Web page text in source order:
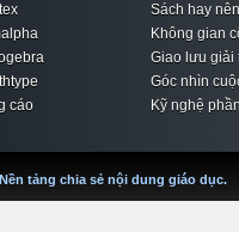
cáo
Sách hay
Không gian
Giao lưu giải
Góc nhìn
Kỹ nghệ
tảng chia sẻ nội dung giáo dục.